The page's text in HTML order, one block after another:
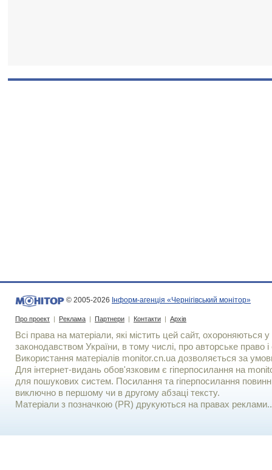
© 2005-2026 Інформ-агенція «Чернігівський монітор»
Про проект | Реклама | Партнери | Контакти | Архів
Всі права на матеріали, які містить цей сайт, охороняються у
законодавством України, в тому числі, про авторське право і
Використання матерiалiв monitor.cn.ua дозволяється за
Для iнтернет-видань обов'язковим є гiперпосилання на
для пошукових систем. Посилання та гіперпосилання
виключно в першому чи в другому абзаці тексту.
Матеріали з позначкою (PR) друкуються на правах реклами..